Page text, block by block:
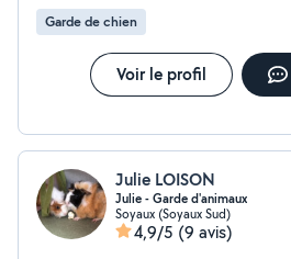
Garde de chien
Voir le profil
Julie LOISON
Julie - Garde d'animaux
Soyaux (Soyaux Sud)
4,9/5 (9 avis)